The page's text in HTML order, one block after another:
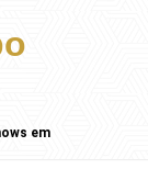
em